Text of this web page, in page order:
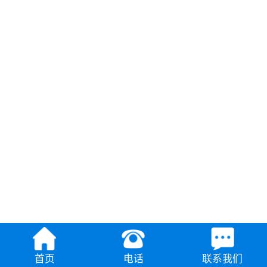
首页 电话 联系我们